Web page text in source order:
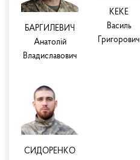
БАРГИЛЕВИЧ
Анатолій
Владиславович
КЕКЕ
Василь
Григорович
СИДОРЕНКО